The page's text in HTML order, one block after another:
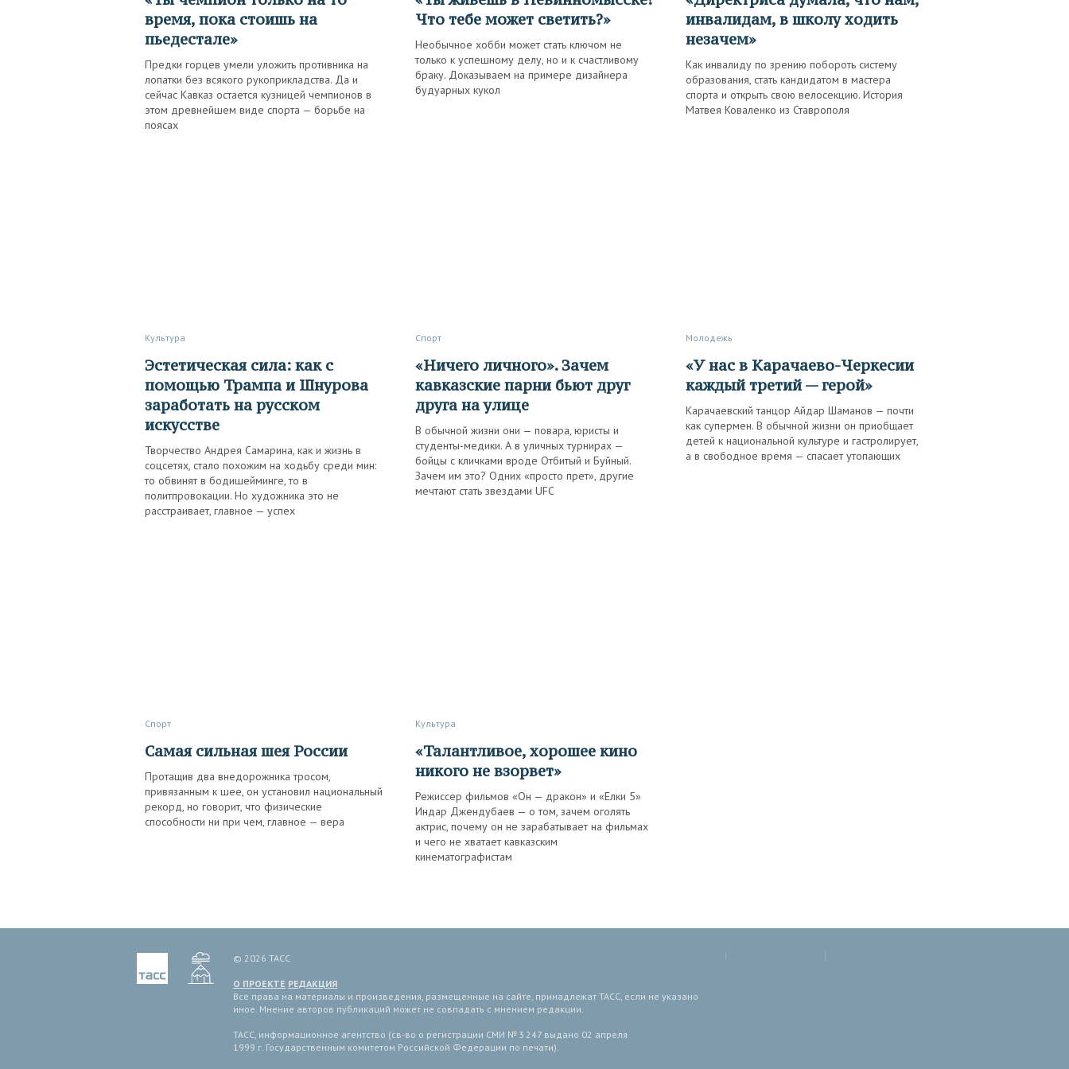
время, пока стоишь на
пьедестале»
Предки горцев умели уложить противника на
лопатки без всякого рукоприкладства. Да и
сейчас Кавказ остается кузницей чемпионов в
этом древнейшем виде спорта — борьбе на
поясах
Что тебе может светить?»
Необычное хобби может стать ключом не
только к успешному делу, но и к счастливому
браку. Доказываем на примере дизайнера
будуарных кукол
инвалидам, в школу ходить
незачем»
Как инвалиду по зрению побороть систему
образования, стать кандидатом в мастера
спорта и открыть свою велосекцию. История
Матвея Коваленко из Ставрополя
Культура
Эстетическая сила: как с
помощью Трампа и Шнурова
заработать на русском
искусстве
Творчество Андрея Самарина, как и жизнь в
соцсетях, стало похожим на ходьбу среди мин:
то обвинят в бодишейминге, то в
политпровокации. Но художника это не
расстраивает, главное — успех
Спорт
«Ничего личного». Зачем
кавказские парни бьют друг
друга на улице
В обычной жизни они — повара, юристы и
студенты-медики. А в уличных турнирах —
бойцы с кличками вроде Отбитый и Буйный.
Зачем им это? Одних «просто прет», другие
мечтают стать звездами UFC
Молодежь
«У нас в Карачаево-Черкесии
каждый третий — герой»
Карачаевский танцор Айдар Шаманов — почти
как супермен. В обычной жизни он приобщает
детей к национальной культуре и гастролирует,
а в свободное время — спасает утопающих
Спорт
Самая сильная шея России
Протащив два внедорожника тросом,
привязанным к шее, он установил национальный
рекорд, но говорит, что физические
способности ни при чем, главное — вера
Культура
«Талантливое, хорошее кино
никого не взорвет»
Режиссер фильмов «Он — дракон» и «Елки 5»
Индар Джендубаев — о том, зачем оголять
актрис, почему он не зарабатывает на фильмах
и чего не хватает кавказским
кинематографистам
© 2026 ТАСС
О ПРОЕКТЕ РЕДАКЦИЯ
Все права на материалы и произведения, размещенные на сайте, принадлежат ТАСС, если не указано
иное. Мнение авторов публикаций может не совпадать с мнением редакции.
ТАСС, информационное агентство (св-во о регистрации СМИ № 3 247 выдано 02 апреля
1999 г. Государственным комитетом Российской Федерации по печати).